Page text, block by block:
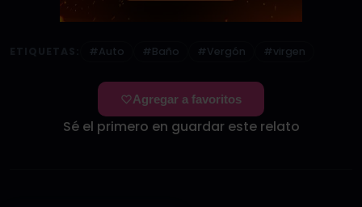
#Auto #Baño #Vergón #virgen
Agregar a favoritos
Sé el primero en guardar este relato